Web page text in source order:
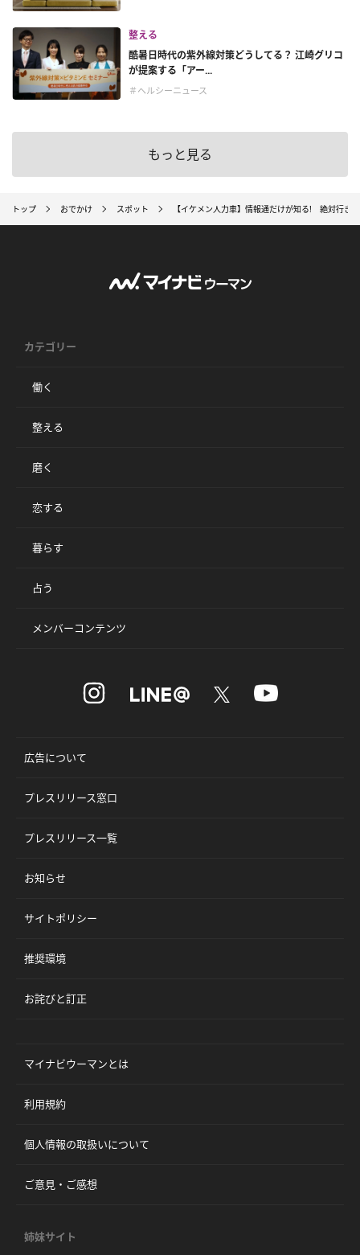
整える
酷暑日時代の紫外線対策どうしてる？ 江崎グリコ
が提案する「アー...
＃ヘルシーニュース
もっと見る
トップ おでかけ スポット 【イケメン人力車】情報通だけが知る! 絶対行き
カテゴリー
働く
整える
磨く
恋する
暮らす
占う
メンバーコンテンツ
広告について
プレスリリース窓口
プレスリリース一覧
お知らせ
サイトポリシー
推奨環境
お詫びと訂正
マイナビウーマンとは
利用規約
個人情報の取扱いについて
ご意見・ご感想
姉妹サイト